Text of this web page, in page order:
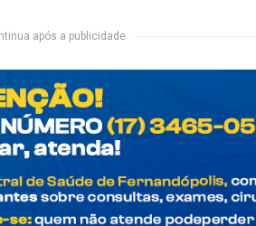
após a publicidade